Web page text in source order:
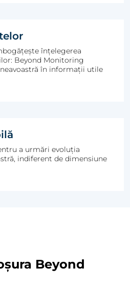
înțelegerea
Beyond Monitoring
în informații utile
a urmări evoluția
indiferent de dimensiune
Beyond